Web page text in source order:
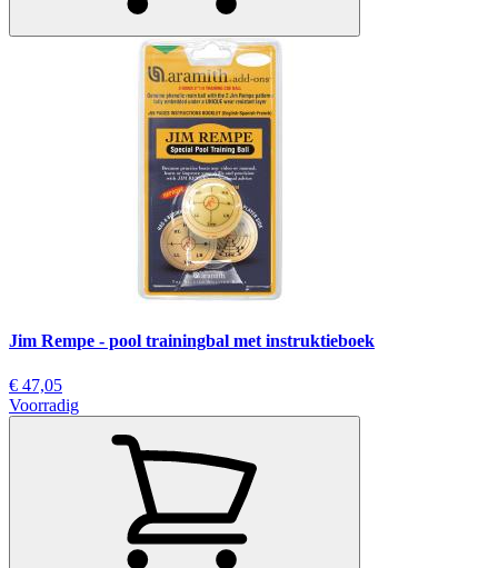
Jim Rempe - pool trainingbal met instruktieboek
€ 47,05
Voorradig